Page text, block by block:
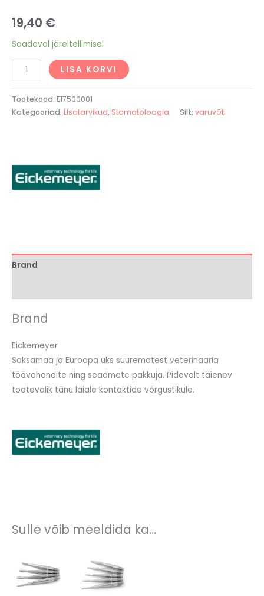
19,40 €
Saadaval järeltellimisel
LISA KORVI
Tootekood: E17500001
Kategooriad: LIsatarvikud, Stomatoloogia Silt: varuvõti
Brand
Brand
Eickemeyer
Saksamaa ja Euroopa üks suurematest veterinaaria
töövahendite ning seadmete pakkuja. Pidevalt täienev
tootevalik tänu laiale kontaktide võrgustikule.
Sulle võib meeldida ka…